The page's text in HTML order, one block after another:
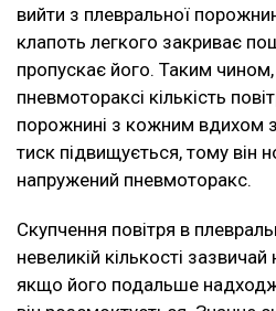
вийти з плевральної
клапоть легкого закриває
пропускає його. Таким
пневмотораксі кількість
порожнині з кожним вдихом
тиск підвищується, тому він
напружений пневмоторакс.
Скупчення повітря в
невеликій кількості
якщо його подальше